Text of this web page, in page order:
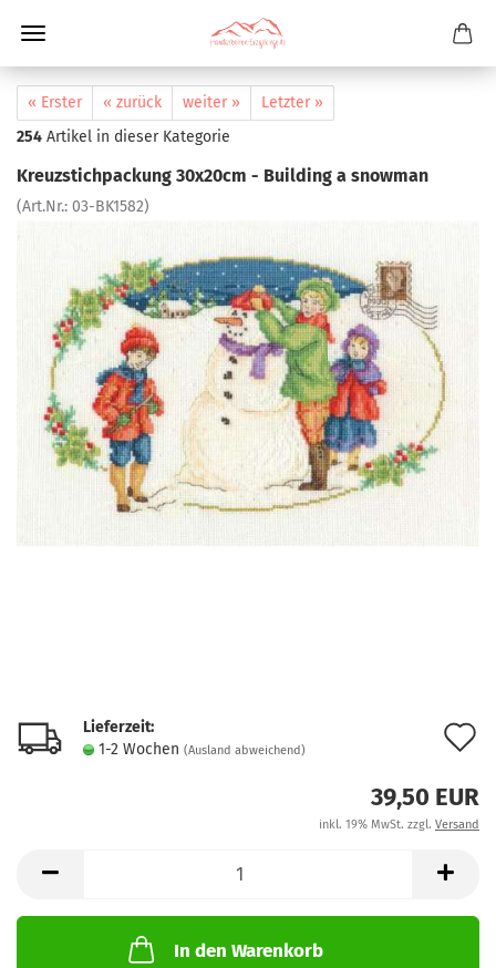
« Erster « zurück weiter »
Letzter »
254 Artikel in dieser Kategorie
Kreuzstichpackung 30x20cm - Building a snowman
(Art.Nr.: 03-BK1582)
Lieferzeit:
1-2 Wochen (Ausland abweichend)
39,50 EUR
inkl. 19% MwSt. zzgl. Versand
In den Warenkorb